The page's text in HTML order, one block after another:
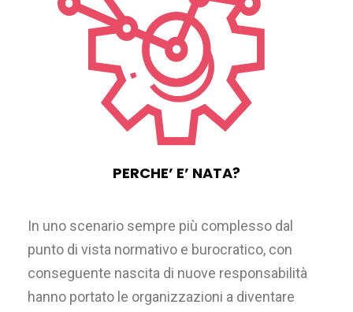
PERCHE’ E’ NATA?
In uno scenario sempre più complesso dal
punto di vista normativo e burocratico, con
conseguente nascita di nuove responsabilità
hanno portato le organizzazioni a diventare